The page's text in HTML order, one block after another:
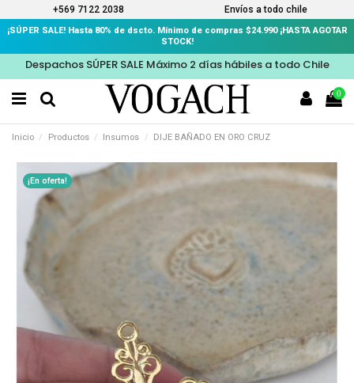
+569 7122 2038 Envíos a todo chile
¡SÚPER SALE! Hasta 80% de dscto. Mínimo de compras $24.990 ¡HASTA AGOTAR
STOCK!
Despachos SÚPER SALE Máximo 2 días hábiles a todo Chile
0
Inicio Productos Insumos DIJE BAÑADO EN ORO CRUZ
¡En oferta!